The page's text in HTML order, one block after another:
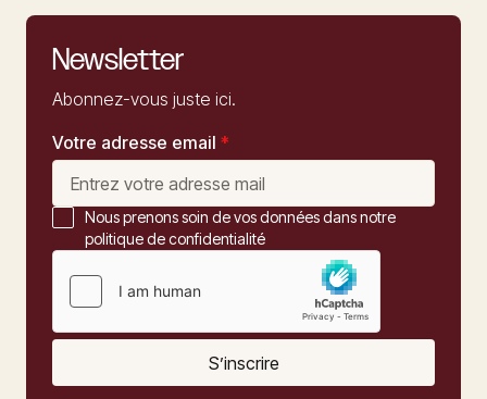
Newsletter
Abonnez-vous juste ici.
Votre adresse email *
Nous prenons soin de vos données dans notre
politique de confidentialité
S’inscrire